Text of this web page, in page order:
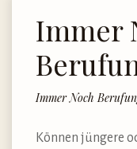
Immer
Immer Noch
Können jüngere